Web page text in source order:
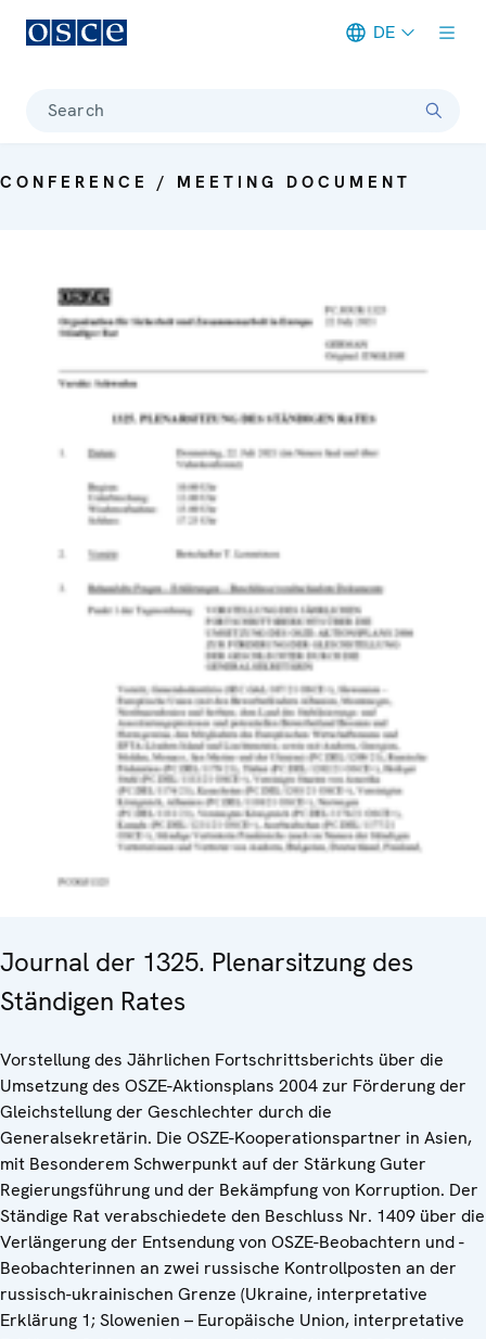
DE
Search
CONFERENCE / MEETING DOCUMENT
Journal der 1325. Plenarsitzung des
Ständigen Rates
Vorstellung des Jährlichen Fortschrittsberichts über die
Umsetzung des OSZE-Aktionsplans 2004 zur Förderung der
Gleichstellung der Geschlechter durch die
Generalsekretärin. Die OSZE-Kooperationspartner in Asien,
mit Besonderem Schwerpunkt auf der Stärkung Guter
Regierungsführung und der Bekämpfung von Korruption. Der
Ständige Rat verabschiedete den Beschluss Nr. 1409 über die
Verlängerung der Entsendung von OSZE-Beobachtern und -
Beobachterinnen an zwei russische Kontrollposten an der
russisch-ukrainischen Grenze (Ukraine, interpretative
Erklärung 1; Slowenien – Europäische Union, interpretative